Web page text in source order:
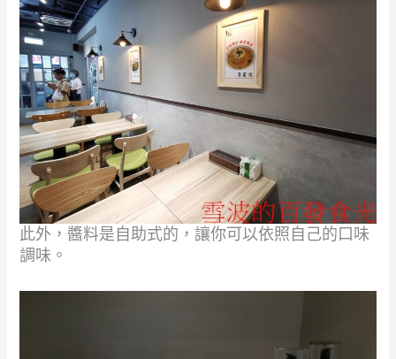
此外，醬料是自助式的，讓你可以依照自己的口味
調味。